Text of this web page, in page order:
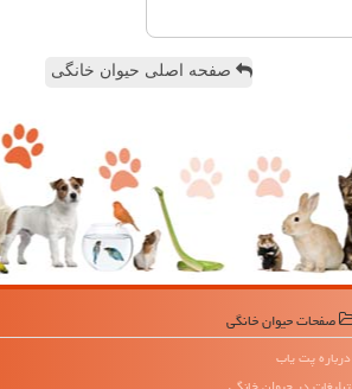
صفحه اصلی حیوان خانگی
صفحات حیوان خانگی
درباره پت یاب